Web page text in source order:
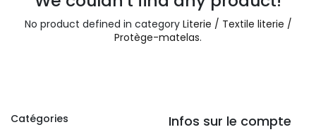
No product defined in category Literie / Textile literie /
Protège-matelas.
Catégories
Infos sur le compte